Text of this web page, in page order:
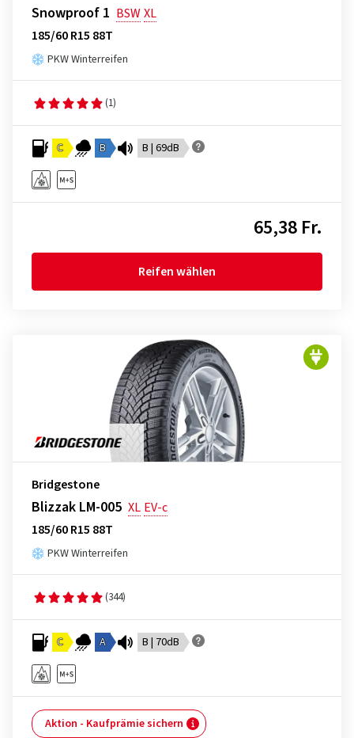
Snowproof 1 BSWXL
185/60 R15 88T
PKW Winterreifen
(1)
C B B | 69dB
65,38 Fr.
Reifen wählen
Bridgestone
Blizzak LM-005 XL EV-c
185/60 R15 88T
PKW Winterreifen
(344)
C A B | 70dB
Aktion - Kaufprämie sichern